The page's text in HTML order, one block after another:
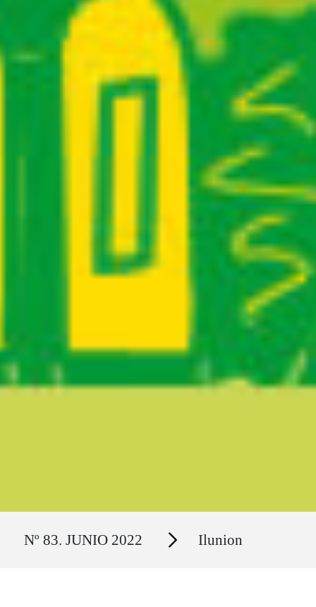
Nº 83. JUNIO 2022 Secciones Ilunion